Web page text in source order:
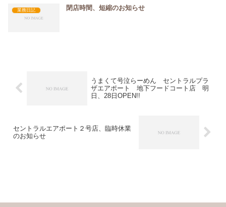
業務日記 閉店時間、短縮のお知らせ
うまくて号泣らーめん セントラルプラ
ザエアポート 地下フードコート店 明
日、28日OPEN!!
セントラルエアポート２号店、臨時休業
のお知らせ